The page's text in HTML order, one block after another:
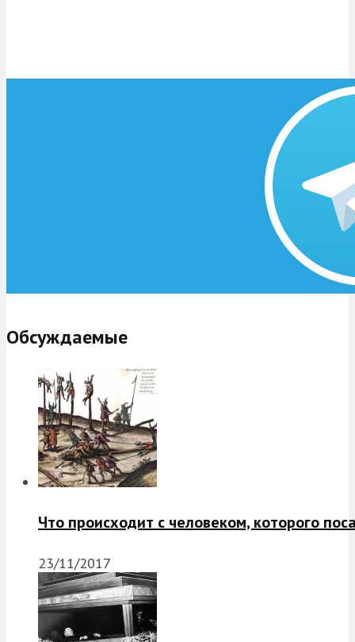
Обсуждаемые
Что происходит с человеком, которого
23/11/2017